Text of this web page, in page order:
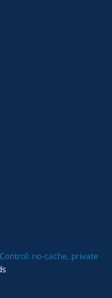
no-cache, private